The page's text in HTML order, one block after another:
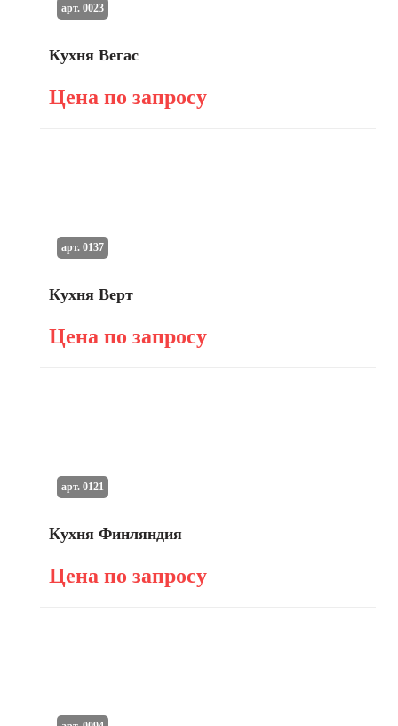
Кухня Вегас
Цена по запросу
арт. 0023
Кухня Верт
Цена по запросу
арт. 0137
Кухня Финляндия
Цена по запросу
арт. 0121